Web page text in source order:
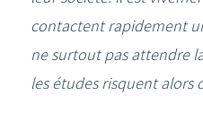
contactent rapidement
ne surtout pas attendre
les études risquent alors